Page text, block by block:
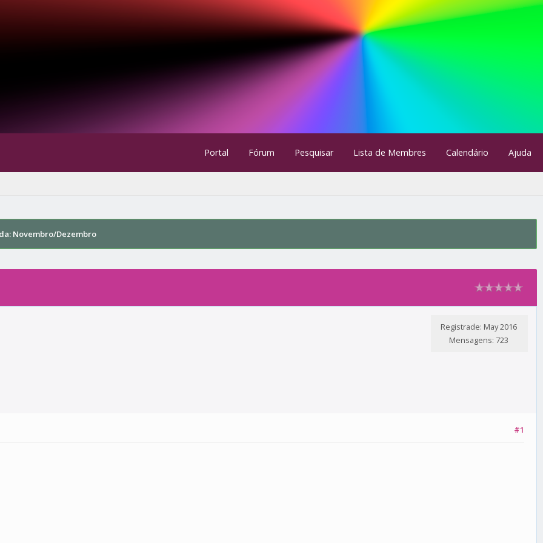
Portal Fórum Pesquisar Lista de Membres Calendário Ajuda
Novembro/Dezembro
Registrade: May 2016
Mensagens: 723
#1